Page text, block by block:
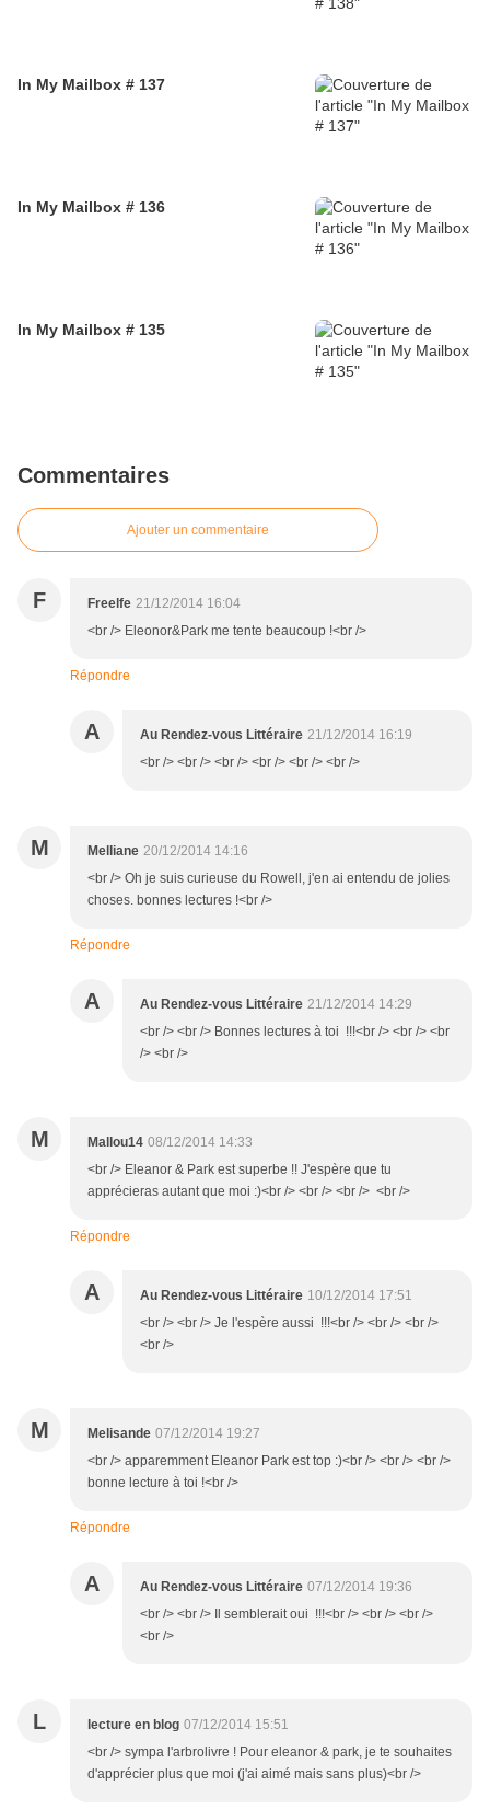
In My Mailbox # 137
In My Mailbox # 136
In My Mailbox # 135
Commentaires
Ajouter un commentaire
F Freelfe 21/12/2014 16:04
<br /> Eleonor&Park me tente beaucoup !<br />
Répondre
A Au Rendez-vous Littéraire 21/12/2014 16:19
<br /> <br /> <br /> <br /> <br /> <br />
M Melliane 20/12/2014 14:16
<br /> Oh je suis curieuse du Rowell, j'en ai entendu de jolies
choses. bonnes lectures !<br />
Répondre
A Au Rendez-vous Littéraire 21/12/2014 14:29
<br /> <br /> Bonnes lectures à toi !!!<br /> <br /> <br
/> <br />
M Mallou14 08/12/2014 14:33
<br /> Eleanor & Park est superbe !! J'espère que tu
apprécieras autant que moi :)<br /> <br /> <br /> <br />
Répondre
A Au Rendez-vous Littéraire 10/12/2014 17:51
<br /> <br /> Je l'espère aussi !!!<br /> <br /> <br />
<br />
M Melisande 07/12/2014 19:27
<br /> apparemment Eleanor Park est top :)<br /> <br /> <br />
bonne lecture à toi !<br />
Répondre
A Au Rendez-vous Littéraire 07/12/2014 19:36
<br /> <br /> Il semblerait oui !!!<br /> <br /> <br />
<br />
L lecture en blog 07/12/2014 15:51
<br /> sympa l'arbrolivre ! Pour eleanor & park, je te souhaites
d'apprécier plus que moi (j'ai aimé mais sans plus)<br />